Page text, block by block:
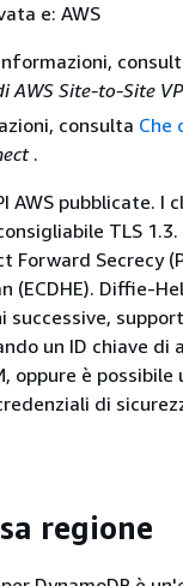
e: AWS
AWS Site-to-Site
consulta Che
.
AWS pubblicate. I
TLS
Secrecy
(ECDHE). Diffie-
successive,
un ID chiave di
oppure è possibile
di
regione